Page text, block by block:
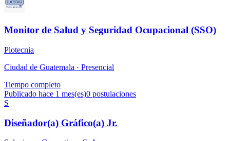
Monitor de Salud y Seguridad Ocupacional (SSO)
Plotecnia
Ciudad de Guatemala · Presencial
Tiempo completo
Publicado hace 1 mes(es)0 postulaciones
S
Diseñador(a) Gráfico(a) Jr.